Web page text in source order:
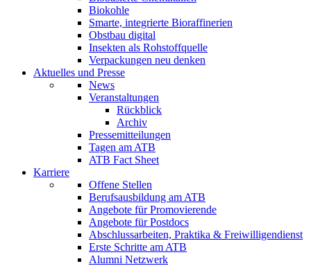
Biokohle
Smarte, integrierte Bioraffinerien
Obstbau digital
Insekten als Rohstoffquelle
Verpackungen neu denken
Aktuelles und Presse
News
Veranstaltungen
Rückblick
Archiv
Pressemitteilungen
Tagen am ATB
ATB Fact Sheet
Karriere
Offene Stellen
Berufsausbildung am ATB
Angebote für Promovierende
Angebote für Postdocs
Abschlussarbeiten, Praktika & Freiwilligendienst
Erste Schritte am ATB
Alumni Netzwerk